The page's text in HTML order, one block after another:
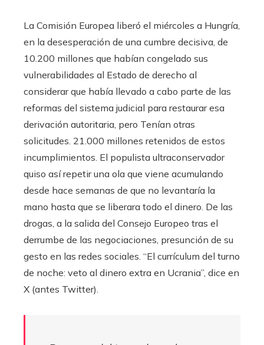
La Comisión Europea liberó el miércoles a Hungría,
en la desesperación de una cumbre decisiva, de
10.200 millones que habían congelado sus
vulnerabilidades al Estado de derecho al
considerar que había llevado a cabo parte de las
reformas del sistema judicial para restaurar esa
derivación autoritaria, pero Tenían otras
solicitudes. 21.000 millones retenidos de estos
incumplimientos. El populista ultraconservador
quiso así repetir una ola que viene acumulando
desde hace semanas de que no levantaría la
mano hasta que se liberara todo el dinero. De las
drogas, a la salida del Consejo Europeo tras el
derrumbe de las negociaciones, presunción de su
gesto en las redes sociales. “El currículum del turno
de noche: veto al dinero extra en Ucrania”, dice en
X (antes Twitter).